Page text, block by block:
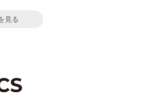
見る